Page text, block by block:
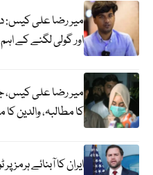
میر رضا علی کیس:
اور گولی لگنے کے
میر رضا علی کیس،
کا مطالبہ، والدین
ایران کا آبنائے ہرمز